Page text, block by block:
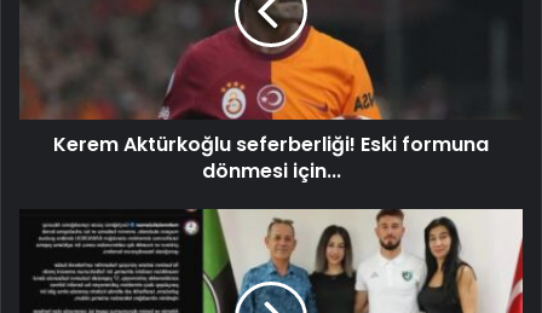
Kerem Aktürkoğlu seferberliği! Eski formuna
dönmesi için...